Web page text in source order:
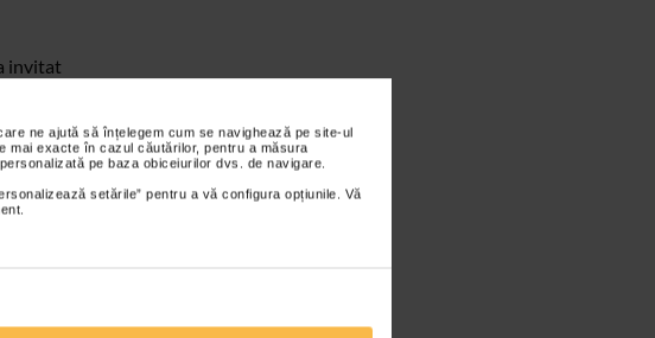
ne ajută să înțelegem cum se navighează pe site-ul
mai exacte în cazul căutărilor, pentru a măsura
pe baza obiceiurilor dvs. de navigare.
setările” pentru a vă configura opțiunile. Vă
invitat
model, fiind
ritmul